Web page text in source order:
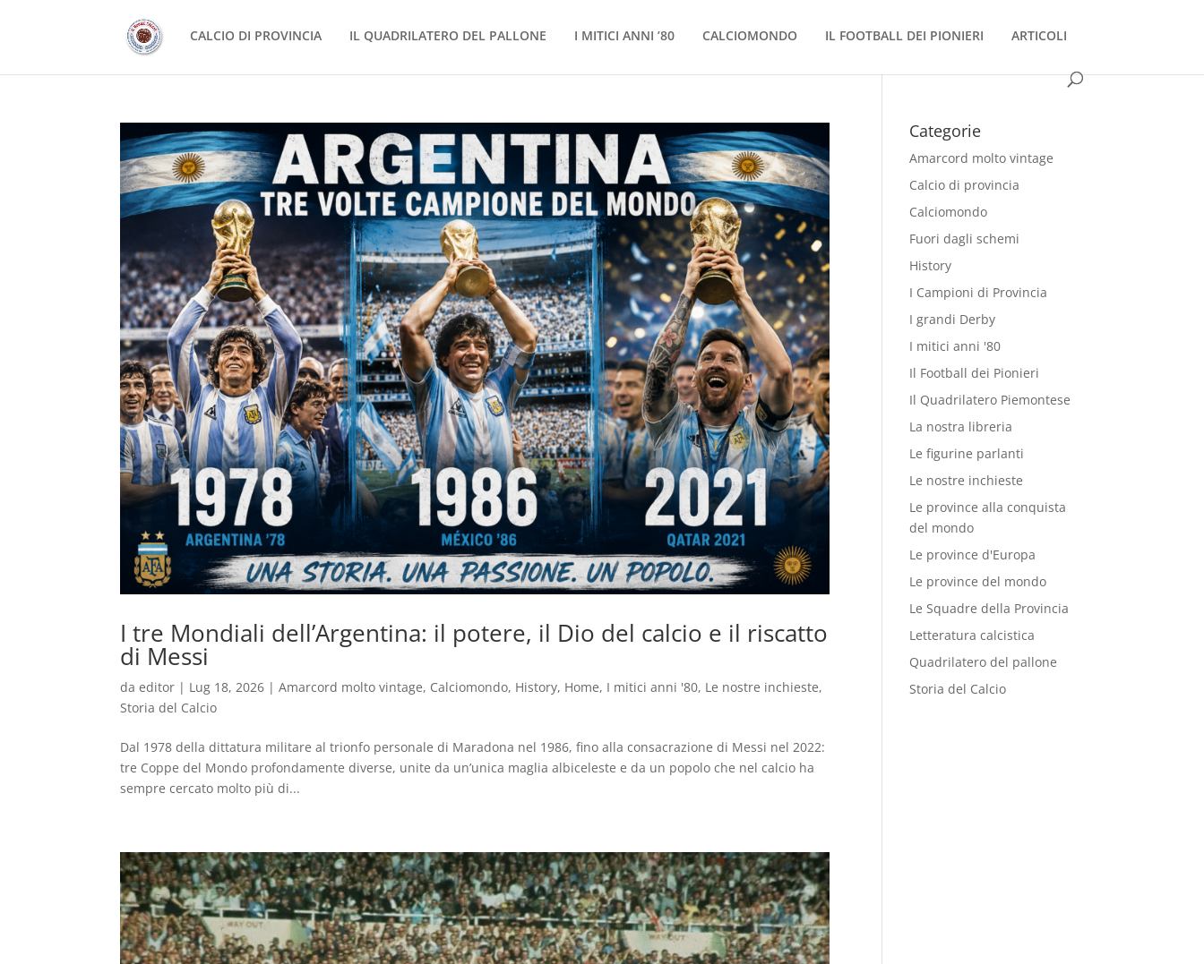
CALCIO DI PROVINCIA IL QUADRILATERO DEL PALLONE I MITICI ANNI ’80 CALCIOMONDO IL FOOTBALL DEI PIONIERI ARTICOLI
I tre Mondiali dell’Argentina: il potere, il Dio del calcio e il riscatto
di Messi
daeditor | Lug 18, 2026 |Amarcord molto vintage, Calciomondo, History, Home, I mitici anni '80, Le nostre inchieste,
Storia del Calcio
Dal 1978 della dittatura militare al trionfo personale di Maradona nel 1986, fino alla consacrazione di Messi nel 2022:
tre Coppe del Mondo profondamente diverse, unite da un’unica maglia albiceleste e da un popolo che nel calcio ha
sempre cercato molto più di...
Categorie
Amarcord molto vintage
Calcio di provincia
Calciomondo
Fuori dagli schemi
History
I Campioni di Provincia
I grandi Derby
I mitici anni '80
Il Football dei Pionieri
Il Quadrilatero Piemontese
La nostra libreria
Le figurine parlanti
Le nostre inchieste
Le province alla conquista
del mondo
Le province d'Europa
Le province del mondo
Le Squadre della Provincia
Letteratura calcistica
Quadrilatero del pallone
Storia del Calcio